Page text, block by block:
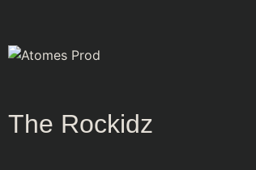
Catalogue
The Rockidz